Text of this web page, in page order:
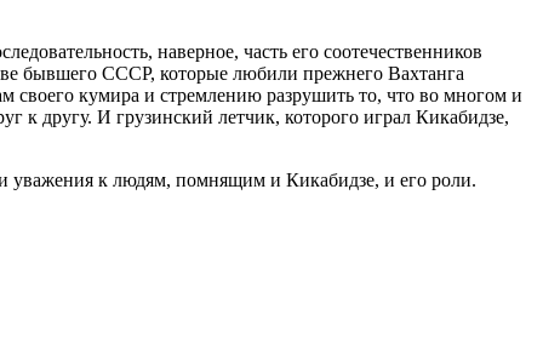
наверное, часть его соотечественников
бывшего СССР, которые любили прежнего Вахтанга
своего кумира и стремлению разрушить то, что во многом и
к другу. И грузинский летчик, которого играл Кикабидзе,
уважения к людям, помнящим и Кикабидзе, и его роли.